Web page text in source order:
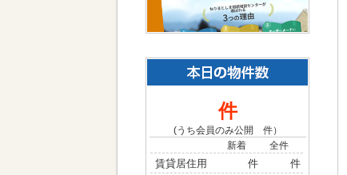
件
(うち会員のみ公開 件）
新着
全件
賃貸居住用 件
件